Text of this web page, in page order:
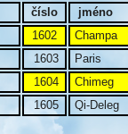
číslo
jméno
1602 Champa
1603
Paris
1604
Chimeg
1605
Qi-Deleg